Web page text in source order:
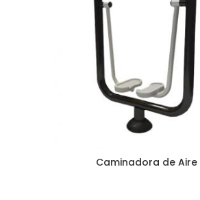
Caminadora de Aire